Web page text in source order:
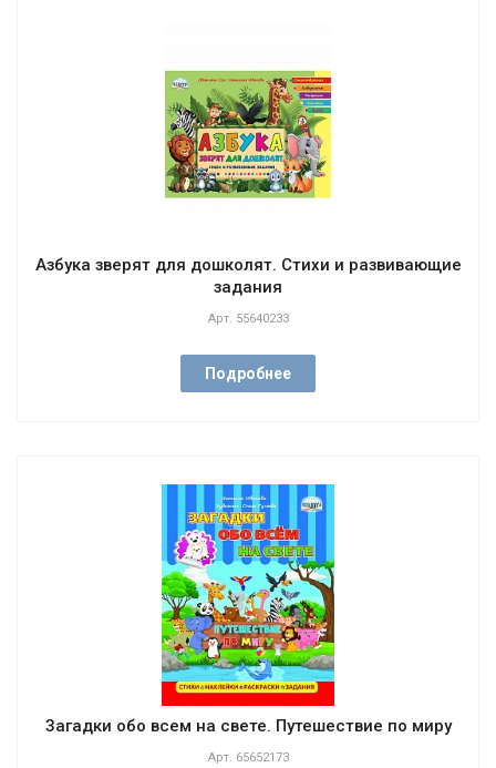
Азбука зверят для дошколят. Стихи и развивающие
задания
Арт. 55640233
Подробнее
Загадки обо всем на свете. Путешествие по миру
Арт. 65652173